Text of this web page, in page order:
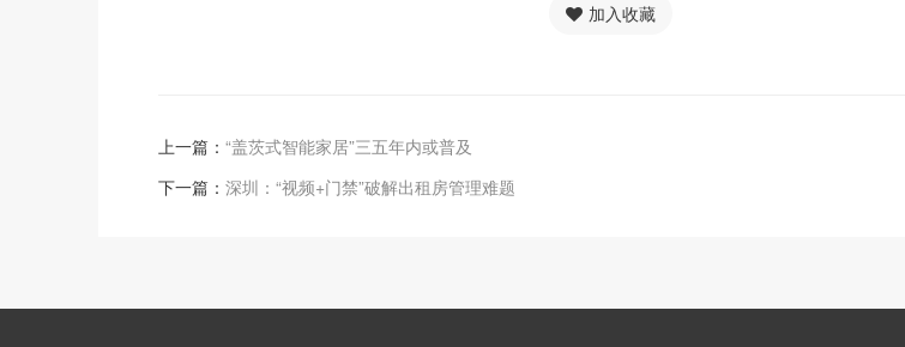
加入收藏
上一篇： “盖茨式智能家居”三五年内或普及
下一篇： 深圳：“视频+门禁”破解出租房管理难题